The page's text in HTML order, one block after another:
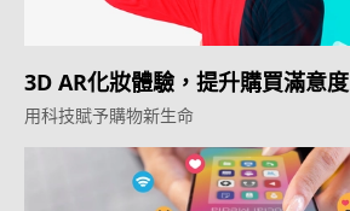
3D AR化妝體驗，提升購買滿意度
用科技賦予購物新生命